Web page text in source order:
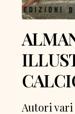
Autori vari